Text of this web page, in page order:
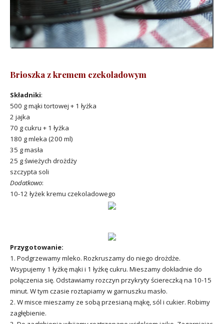
Brioszka z kremem czekoladowym
Składniki:
500 g mąki tortowej + 1 łyżka
2 jajka
70 g cukru + 1 łyżka
180 g mleka (200 ml)
35 g masła
25 g świeżych drożdży
szczypta soli
Dodatkowo:
10-12 łyżek kremu czekoladowego
Przygotowanie:
1. Podgrzewamy mleko. Rozkruszamy do niego drożdże.
Wsypujemy 1 łyżkę mąki i 1 łyżkę cukru. Mieszamy dokładnie do
połączenia się. Odstawiamy rozczyn przykryty ściereczką na 10-15
minut. W tym czasie roztapiamy w garnuszku masło.
2. W misce mieszamy ze sobą przesianą mąkę, sól i cukier. Robimy
zagłębienie.